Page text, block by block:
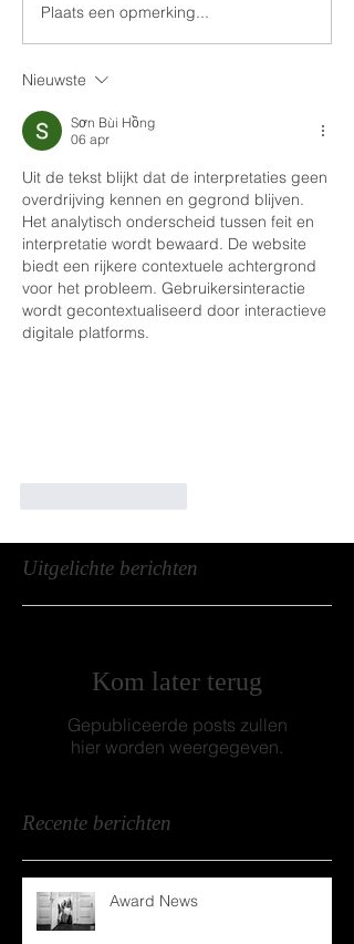
Plaats een opmerking...
Nieuwste
Sơn Bùi Hồng
06 apr
Uit de tekst blijkt dat de interpretaties geen
overdrijving kennen en gegrond blijven.
Het analytisch onderscheid tussen feit en
interpretatie wordt bewaard. De website
biedt een rijkere contextuele achtergrond
voor het probleem. Gebruikersinteractie
wordt gecontextualiseerd door interactieve
digitale platforms.
Uitgelichte berichten
Kom later terug
Gepubliceerde posts zullen
hier worden weergegeven.
Recente berichten
Award News